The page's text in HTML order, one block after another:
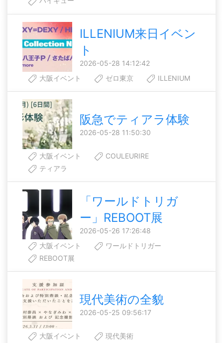
ILLENIUM来日イベン
ト
2026-05-28 14:12:42
大阪イベント
ゼロ東京 ILLENIUM
阪急でティアラ体験
2026-05-28 11:50:30
大阪イベント
COULEURIRE
ティアラ
「ワールドトリガ
ー」REBOOT展
2026-05-26 17:26:48
大阪イベント
ワールドトリガー
REBOOT展
現代美術の全貌
2026-05-25 09:56:17
大阪イベント
現代美術